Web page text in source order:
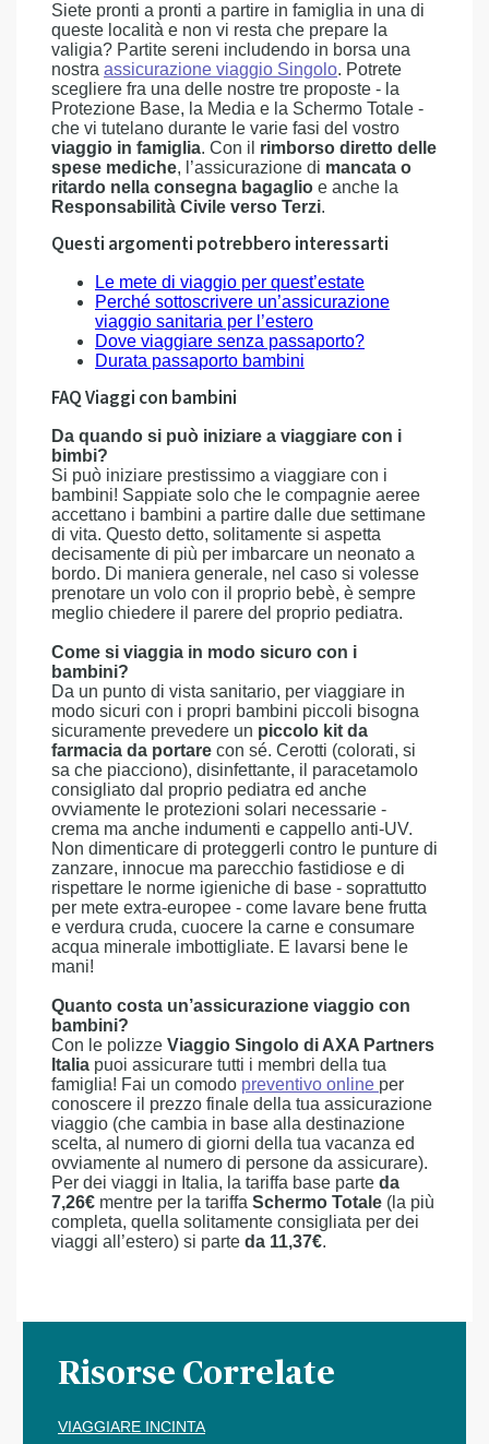
Siete pronti a pronti a partire in famiglia in una di
queste località e non vi resta che prepare la
valigia? Partite sereni includendo in borsa una
nostra assicurazione viaggio Singolo. Potrete
scegliere fra una delle nostre tre proposte - la
Protezione Base, la Media e la Schermo Totale -
che vi tutelano durante le varie fasi del vostro
viaggio in famiglia. Con il rimborso diretto delle
spese mediche, l’assicurazione di mancata o
ritardo nella consegna bagaglio e anche la
Responsabilità Civile verso Terzi.
Questi argomenti potrebbero interessarti
Le mete di viaggio per quest’estate
Perché sottoscrivere un’assicurazione
viaggio sanitaria per l’estero
Dove viaggiare senza passaporto?
Durata passaporto bambini
FAQ Viaggi con bambini
Da quando si può iniziare a viaggiare con i
bimbi?
Si può iniziare prestissimo a viaggiare con i
bambini! Sappiate solo che le compagnie aeree
accettano i bambini a partire dalle due settimane
di vita. Questo detto, solitamente si aspetta
decisamente di più per imbarcare un neonato a
bordo. Di maniera generale, nel caso si volesse
prenotare un volo con il proprio bebè, è sempre
meglio chiedere il parere del proprio pediatra.
Come si viaggia in modo sicuro con i
bambini?
Da un punto di vista sanitario, per viaggiare in
modo sicuri con i propri bambini piccoli bisogna
sicuramente prevedere un piccolo kit da
farmacia da portare con sé. Cerotti (colorati, si
sa che piacciono), disinfettante, il paracetamolo
consigliato dal proprio pediatra ed anche
ovviamente le protezioni solari necessarie -
crema ma anche indumenti e cappello anti-UV.
Non dimenticare di proteggerli contro le punture di
zanzare, innocue ma parecchio fastidiose e di
rispettare le norme igieniche di base - soprattutto
per mete extra-europee - come lavare bene frutta
e verdura cruda, cuocere la carne e consumare
acqua minerale imbottigliate. E lavarsi bene le
mani!
Quanto costa un’assicurazione viaggio con
bambini?
Con le polizze Viaggio Singolo di AXA Partners
Italia puoi assicurare tutti i membri della tua
famiglia! Fai un comodo preventivo online per
conoscere il prezzo finale della tua assicurazione
viaggio (che cambia in base alla destinazione
scelta, al numero di giorni della tua vacanza ed
ovviamente al numero di persone da assicurare).
Per dei viaggi in Italia, la tariffa base parte da
7,26€ mentre per la tariffa Schermo Totale (la più
completa, quella solitamente consigliata per dei
viaggi all’estero) si parte da 11,37€.
Risorse Correlate
VIAGGIARE INCINTA